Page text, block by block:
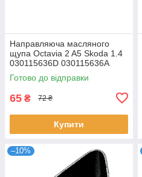
Направляюча масляного
щупа Octavia 2 A5 Skoda 1.4
030115636D 030115636A
Готово до відправки
65 ₴ 72 ₴
Купити
–10%